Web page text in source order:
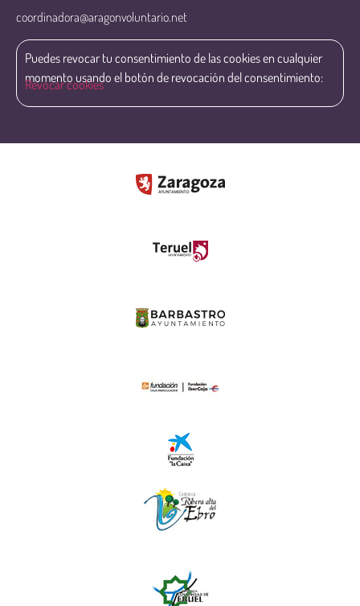
coordinadora@aragonvoluntario.net
Puedes revocar tu consentimiento de las cookies en cualquier
momento usando el botón de revocación del consentimiento:
Revocar cookies